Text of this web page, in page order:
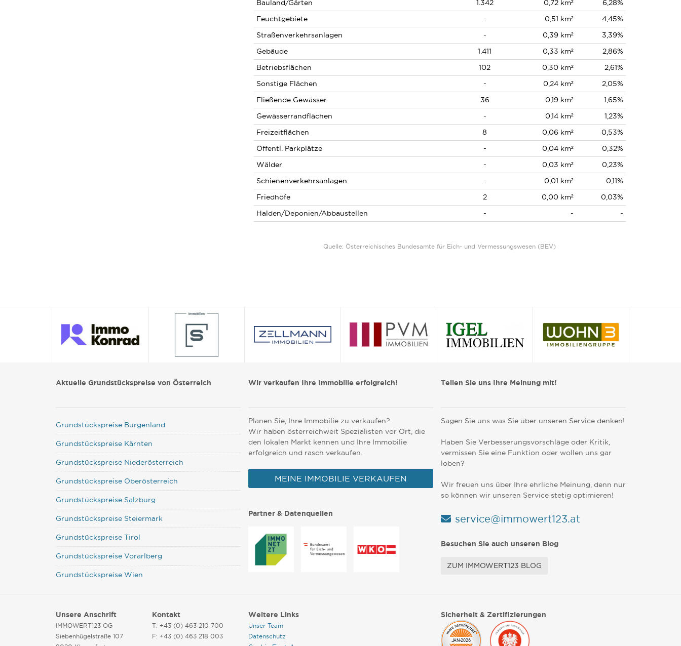
Bauland/Gärten
1.342 0,72 km²
6,28%
Feuchtgebiete
- 0,51 km²
4,45%
Straßenverkehrsanlagen
- 0,39 km²
3,39%
Gebäude
1.411 0,33 km²
2,86%
Betriebsflächen
102 0,30 km²
2,61%
Sonstige Flächen
- 0,24 km²
2,05%
Fließende Gewässer
36 0,19 km²
1,65%
Gewässerrandflächen
- 0,14 km²
1,23%
Freizeitflächen
8 0,06 km²
0,53%
Öffentl. Parkplätze
- 0,04 km²
0,32%
Wälder
- 0,03 km²
0,23%
Schienenverkehrsanlagen
- 0,01 km²
0,11%
Friedhöfe
2 0,00 km²
0,03%
Halden/Deponien/Abbaustellen
- - -
Quelle: Österreichisches Bundesamte für Eich- und Vermessungswesen (BEV)
Aktuelle Grundstückspreise von Österreich
Grundstückspreise Burgenland
Grundstückspreise Kärnten
Grundstückspreise Niederösterreich
Grundstückspreise Oberösterreich
Grundstückspreise Salzburg
Grundstückspreise Steiermark
Grundstückspreise Tirol
Grundstückspreise Vorarlberg
Grundstückspreise Wien
Wir verkaufen Ihre Immobilie erfolgreich!
Planen Sie, Ihre Immobilie zu verkaufen?
Wir haben österreichweit Spezialisten vor Ort, die
den lokalen Markt kennen und Ihre Immobilie
erfolgreich und rasch verkaufen.
MEINE IMMOBILIE VERKAUFEN
Partner & Datenquellen
Teilen Sie uns Ihre Meinung mit!
Sagen Sie uns was Sie über unseren Service denken!
Haben Sie Verbesserungsvorschläge oder Kritik,
vermissen Sie eine Funktion oder wollen uns gar
loben?
Wir freuen uns über Ihre ehrliche Meinung, denn nur
so können wir unseren Service stetig optimieren!
service@immowert123.at
Besuchen Sie auch unseren Blog
ZUM IMMOWERT123 BLOG
Unsere Anschrift
IMMOWERT123 OG
Siebenhügelstraße 107
Kontakt
T: +43 (0) 463 210 700
F: +43 (0) 463 218 003
Weitere Links
Unser Team
Datenschutz
Sicherheit & Zertifizierungen